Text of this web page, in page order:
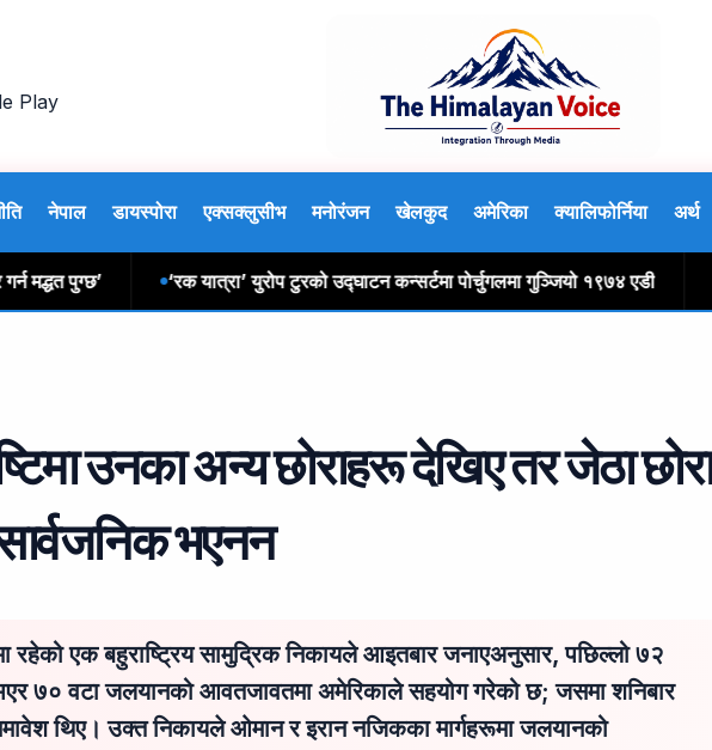
नेपाल डायस्पोरा एक्सक्लुसीभ मनोरंजन खेलकुद अमेरिका क्यालिफोर्निया अर्थ
पुग्छ’ ‘रक यात्रा’ युरोप टुरको उद्घाटन कन्सर्टमा पोर्चुगलमा गुञ्जियो १९७४ एडी
उनका अन्य छोराहरू देखिए तर जेठा
भएनन
रहेको एक बहुराष्ट्रिय सामुद्रिक निकायले आइतबार जनाएअनुसार, पछिल्लो ७२
७० वटा जलयानको आवतजावतमा अमेरिकाले सहयोग गरेको छ; जसमा शनिबार
थिए। उक्त निकायले ओमान र इरान नजिकका मार्गहरूमा जलयानको